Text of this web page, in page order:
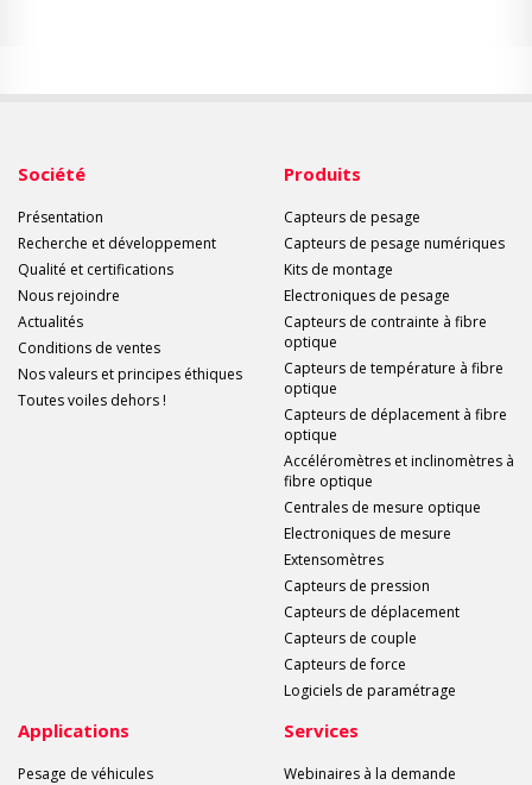
Société
Présentation
Recherche et développement
Qualité et certifications
Nous rejoindre
Actualités
Conditions de ventes
Nos valeurs et principes éthiques
Toutes voiles dehors !
Produits
Capteurs de pesage
Capteurs de pesage numériques
Kits de montage
Electroniques de pesage
Capteurs de contrainte à fibre
optique
Capteurs de température à fibre
optique
Capteurs de déplacement à fibre
optique
Accéléromètres et inclinomètres à
fibre optique
Centrales de mesure optique
Electroniques de mesure
Extensomètres
Capteurs de pression
Capteurs de déplacement
Capteurs de couple
Capteurs de force
Logiciels de paramétrage
Applications
Pesage de véhicules
Services
Webinaires à la demande